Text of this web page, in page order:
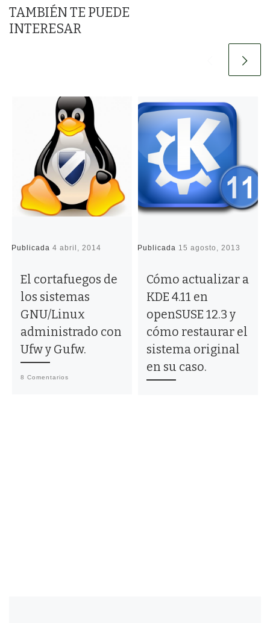
TAMBIÉN TE PUEDE
INTERESAR
Publicada4 abril, 2014
El cortafuegos de
los sistemas
GNU/Linux
administrado con
Ufw y Gufw.
8 Comentarios
Publicada 15 agosto, 2013
Cómo actualizar a
KDE 4.11 en
openSUSE 12.3 y
cómo restaurar el
sistema original
en su caso.